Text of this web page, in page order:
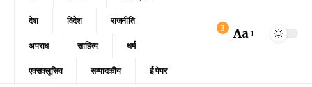
देश विदेश राजनीति
अपराध साहित्य धर्म
एक्सक्लूसिव सम्पादकीय ई पेपर
3
Font
Aa